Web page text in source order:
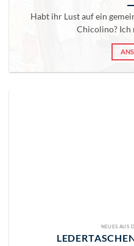
Habt ihr Lust auf ein
Chicolino? Ich
NEUES AUS